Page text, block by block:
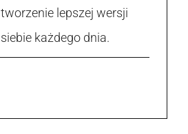
tworzenie lepszej wersji
siebie każdego dnia.